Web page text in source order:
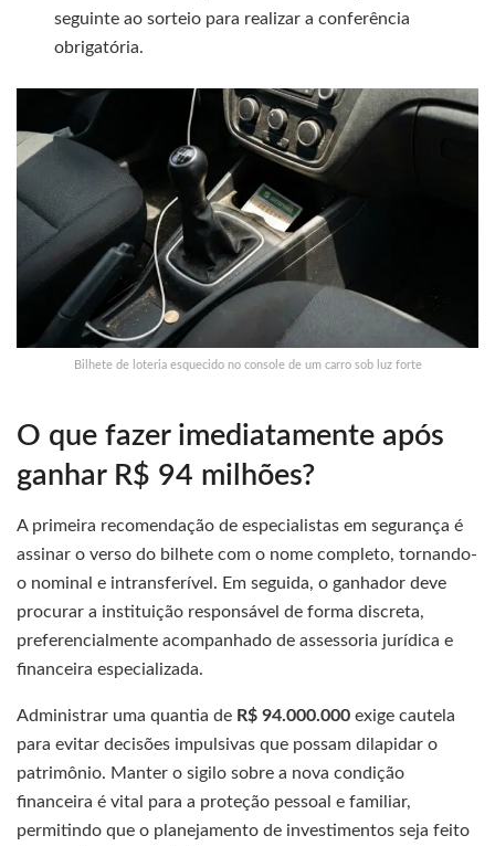
seguinte ao sorteio para realizar a conferência
obrigatória.
Bilhete de loteria esquecido no console de um carro sob luz forte
O que fazer imediatamente após
ganhar R$ 94 milhões?
A primeira recomendação de especialistas em segurança é
assinar o verso do bilhete com o nome completo, tornando-
o nominal e intransferível. Em seguida, o ganhador deve
procurar a instituição responsável de forma discreta,
preferencialmente acompanhado de assessoria jurídica e
financeira especializada.
Administrar uma quantia de R$ 94.000.000 exige cautela
para evitar decisões impulsivas que possam dilapidar o
patrimônio. Manter o sigilo sobre a nova condição
financeira é vital para a proteção pessoal e familiar,
permitindo que o planejamento de investimentos seja feito